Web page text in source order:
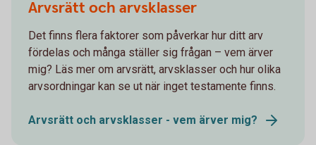
Arvsrätt och arvsklasser
Det finns flera faktorer som påverkar hur ditt arv
fördelas och många ställer sig frågan – vem ärver
mig? Läs mer om arvsrätt, arvsklasser och hur olika
arvsordningar kan se ut när inget testamente finns.
Arvsrätt och arvsklasser - vem ärver mig?